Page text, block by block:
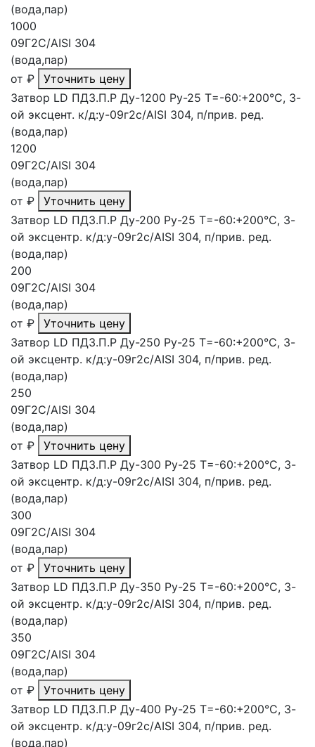
(вода,пар)
1000
09Г2С/AISI 304
(вода,пар)
от ₽
Уточнить цену
Затвор LD ПДЗ.П.Р Ду-1200 Ру-25 Т=-60:+200°С, 3-
ой эксцент. к/д:у-09г2с/AISI 304, п/прив. ред.
(вода,пар)
1200
09Г2С/AISI 304
(вода,пар)
от ₽
Уточнить цену
Затвор LD ПДЗ.П.Р Ду-200 Ру-25 Т=-60:+200°С, 3-
ой эксцентр. к/д:у-09г2с/AISI 304, п/прив. ред.
(вода,пар)
200
09Г2С/AISI 304
(вода,пар)
от ₽
Уточнить цену
Затвор LD ПДЗ.П.Р Ду-250 Ру-25 Т=-60:+200°С, 3-
ой эксцентр. к/д:у-09г2с/AISI 304, п/прив. ред.
(вода,пар)
250
09Г2С/AISI 304
(вода,пар)
от ₽
Уточнить цену
Затвор LD ПДЗ.П.Р Ду-300 Ру-25 Т=-60:+200°С, 3-
ой эксцентр. к/д:у-09г2с/AISI 304, п/прив. ред.
(вода,пар)
300
09Г2С/AISI 304
(вода,пар)
от ₽
Уточнить цену
Затвор LD ПДЗ.П.Р Ду-350 Ру-25 Т=-60:+200°С, 3-
ой эксцентр. к/д:у-09г2с/AISI 304, п/прив. ред.
(вода,пар)
350
09Г2С/AISI 304
(вода,пар)
от ₽
Уточнить цену
Затвор LD ПДЗ.П.Р Ду-400 Ру-25 Т=-60:+200°С, 3-
ой эксцентр. к/д:у-09г2с/AISI 304, п/прив. ред.
(вода,пар)